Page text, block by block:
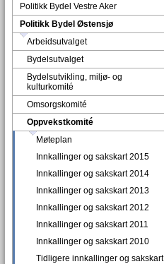
Politikk Bydel Vestre Aker
Politikk Bydel Østensjø
Arbeidsutvalget
Bydelsutvalget
Bydelsutvikling, miljø- og
kulturkomité
Omsorgskomité
Oppvekstkomité
Møteplan
Innkallinger og sakskart 2015
Innkallinger og sakskart 2014
Innkallinger og sakskart 2013
Innkallinger og sakskart 2012
Innkallinger og sakskart 2011
Innkallinger og sakskart 2010
Tidligere innkallinger og sakskart